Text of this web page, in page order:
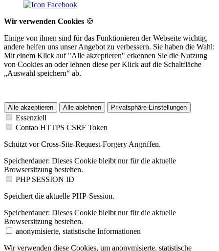
Wir verwenden Cookies 🍪
Einige von ihnen sind für das Funktionieren der Webseite wichtig,
andere helfen uns unser Angebot zu verbessern. Sie haben die Wahl:
Mit einem Klick auf "Alle akzeptieren" erkennen Sie die Nutzung
von Cookies an oder lehnen diese per Klick auf die Schaltfläche
„Auswahl speichern“ ab.
Alle akzeptieren Alle ablehnen Privatsphäre-Einstellungen
Essenziell
Contao HTTPS CSRF Token
Schützt vor Cross-Site-Request-Forgery Angriffen.
Speicherdauer: Dieses Cookie bleibt nur für die aktuelle
Browsersitzung bestehen.
PHP SESSION ID
Speichert die aktuelle PHP-Session.
Speicherdauer: Dieses Cookie bleibt nur für die aktuelle
Browsersitzung bestehen.
anonymisierte, statistische Informationen
Wir verwenden diese Cookies, um anonymisierte, statistische